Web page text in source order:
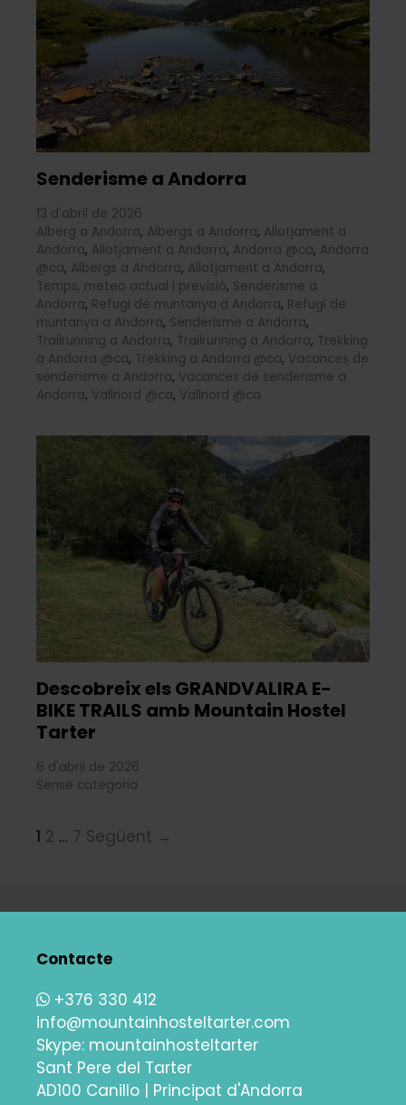
Senderisme a Andorra
13 d'abril de 2026
Alberg a Andorra, Albergs a Andorra, Allotjament a
Andorra, Allotjament a Andorra, Andorra @ca, Andorra
@ca, Albergs a Andorra, Allotjament a Andorra,
Temps, meteo actual i previsió, Senderisme a
Andorra, Refugi de muntanya a Andorra, Refugi de
muntanya a Andorra, Senderisme a Andorra,
Trailrunning a Andorra, Trailrunning a Andorra, Trekking
a Andorra @ca, Trekking a Andorra @ca, Vacances de
senderisme a Andorra, Vacances de senderisme a
Andorra, Vallnord @ca, Vallnord @ca
Descobreix els GRANDVALIRA E-
BIKE TRAILS amb Mountain Hostel
Tarter
6 d'abril de 2026
Sense categoria
1 2 … 7 Següent →
Contacte
+376 330 412
info@mountainhosteltarter.com
Skype: mountainhosteltarter
Sant Pere del Tarter
AD100 Canillo | Principat d'Andorra